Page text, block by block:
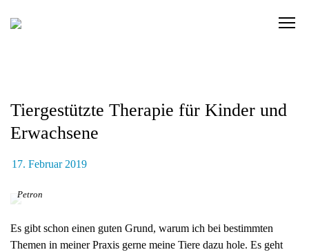
C
t
e
Tiergestützte Therapie für Kinder und
Erwachsene
17. Februar 2019
Petron
Es gibt schon einen guten Grund, warum ich bei bestimmten
Themen in meiner Praxis gerne meine Tiere dazu hole. Es geht